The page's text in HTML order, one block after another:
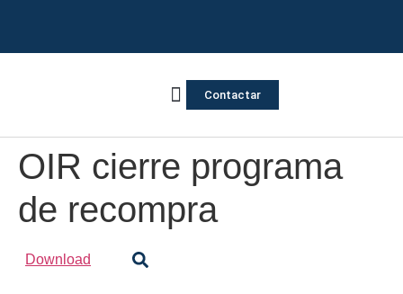
Contactar
OIR cierre programa
de recompra
Download